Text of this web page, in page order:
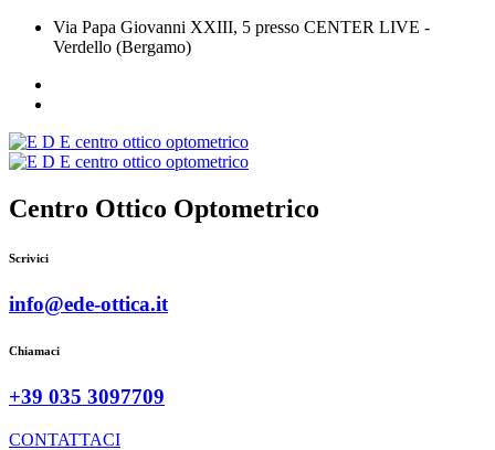
Via Papa Giovanni XXIII, 5 presso CENTER LIVE -
Verdello (Bergamo)
Centro Ottico Optometrico
Scrivici
info@ede-ottica.it
Chiamaci
+39 035 3097709
CONTATTACI